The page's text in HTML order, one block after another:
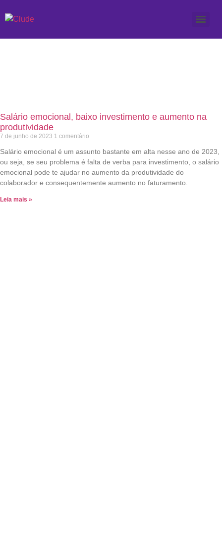
Salário emocional, baixo investimento e aumento na
produtividade
7 de junho de 2023 1 comentário
Salário emocional é um assunto bastante em alta nesse ano de 2023,
ou seja, se seu problema é falta de verba para investimento, o salário
emocional pode te ajudar no aumento da produtividade do
colaborador e consequentemente aumento no faturamento.
Leia mais »